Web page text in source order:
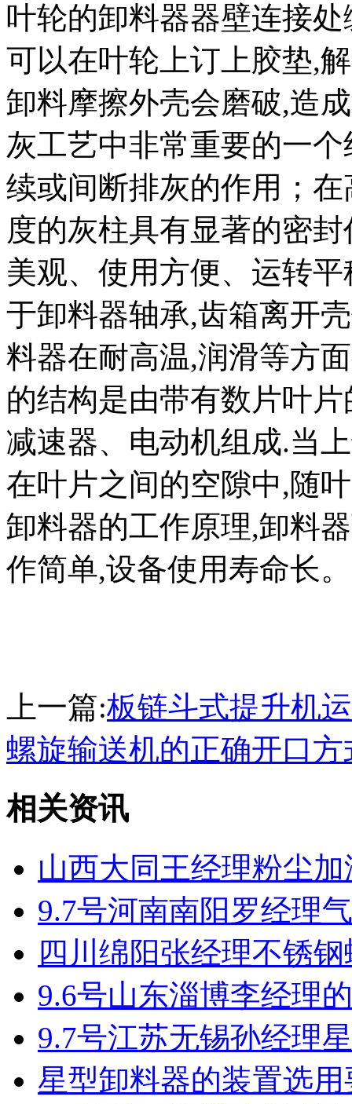
叶轮的卸料器器壁连接
可以在叶轮上订上胶垫,
卸料摩擦外壳会磨破,造
灰工艺中非常重要的一
续或间断排灰的作用；
度的灰柱具有显著的密
美观、使用方便、运转
于卸料器轴承,齿箱离开
料器在耐高温,润滑等方
的结构是由带有数片叶
减速器、电动机组成.当
在叶片之间的空隙中,随
卸料器的工作原理,卸料
作简单,设备使用寿命长。
上一篇:板链斗式提升机
螺旋输送机的正确开口方
相关资讯
山西大同王经理粉尘
9.7号河南南阳罗经理
四川绵阳张经理不锈
9.6号山东淄博李经理
9.7号江苏无锡孙经理
星型卸料器的装置选用